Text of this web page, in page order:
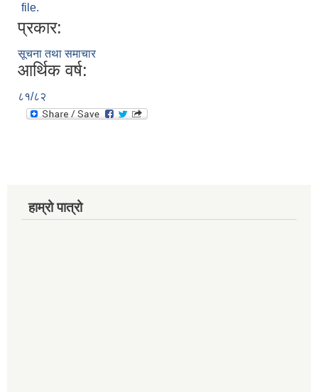
file.
प्रकार:
सूचना तथा समाचार
आर्थिक वर्ष:
८१/८२
हाम्रो पात्रो